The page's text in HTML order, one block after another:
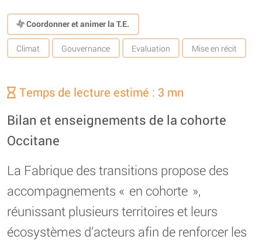
Coordonner et animer la T.E.
Climat Gouvernance Evaluation Mise en récit
Temps de lecture estimé : 3 mn
Bilan et enseignements de la cohorte
Occitane
La Fabrique des transitions propose des
accompagnements « en cohorte »,
réunissant plusieurs territoires et leurs
écosystèmes d’acteurs afin de renforcer les